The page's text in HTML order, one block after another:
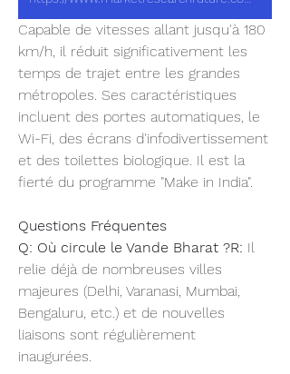
Capable de vitesses allant jusqu'à 180
km/h, il réduit significativement les
temps de trajet entre les grandes
métropoles. Ses caractéristiques
incluent des portes automatiques, le
Wi-Fi, des écrans d'infodivertissement
et des toilettes biologique. Il est la
fierté du programme "Make in India".
Questions Fréquentes
Q: Où circule le Vande Bharat ?R: Il
relie déjà de nombreuses villes
majeures (Delhi, Varanasi, Mumbai,
Bengaluru, etc.) et de nouvelles
liaisons sont régulièrement
inaugurées.